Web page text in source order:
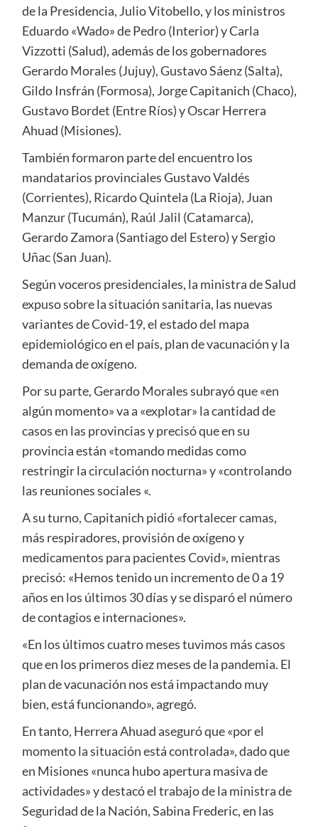
de la Presidencia, Julio Vitobello, y los ministros
Eduardo «Wado» de Pedro (Interior) y Carla
Vizzotti (Salud), además de los gobernadores
Gerardo Morales (Jujuy), Gustavo Sáenz (Salta),
Gildo Insfrán (Formosa), Jorge Capitanich (Chaco),
Gustavo Bordet (Entre Ríos) y Oscar Herrera
Ahuad (Misiones).
También formaron parte del encuentro los
mandatarios provinciales Gustavo Valdés
(Corrientes), Ricardo Quintela (La Rioja), Juan
Manzur (Tucumán), Raúl Jalil (Catamarca),
Gerardo Zamora (Santiago del Estero) y Sergio
Uñac (San Juan).
Según voceros presidenciales, la ministra de Salud
expuso sobre la situación sanitaria, las nuevas
variantes de Covid-19, el estado del mapa
epidemiológico en el país, plan de vacunación y la
demanda de oxígeno.
Por su parte, Gerardo Morales subrayó que «en
algún momento» va a «explotar» la cantidad de
casos en las provincias y precisó que en su
provincia están «tomando medidas como
restringir la circulación nocturna» y «controlando
las reuniones sociales «.
A su turno, Capitanich pidió «fortalecer camas,
más respiradores, provisión de oxígeno y
medicamentos para pacientes Covid», mientras
precisó: «Hemos tenido un incremento de 0 a 19
años en los últimos 30 días y se disparó el número
de contagios e internaciones».
«En los últimos cuatro meses tuvimos más casos
que en los primeros diez meses de la pandemia. El
plan de vacunación nos está impactando muy
bien, está funcionando», agregó.
En tanto, Herrera Ahuad aseguró que «por el
momento la situación está controlada», dado que
en Misiones «nunca hubo apertura masiva de
actividades» y destacó el trabajo de la ministra de
Seguridad de la Nación, Sabina Frederic, en las